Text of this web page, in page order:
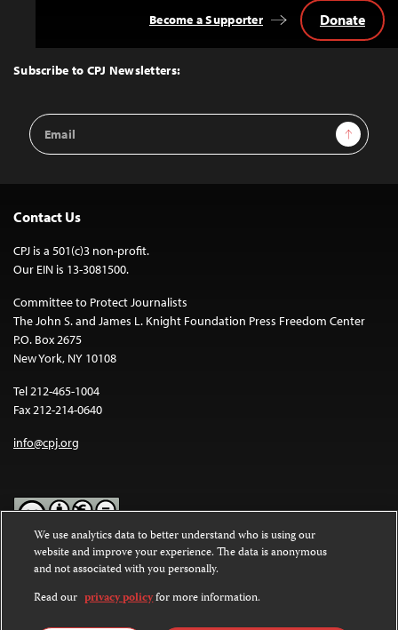
Top
Subscribe to CPJ Newsletters:
Email
Address
Sign Up
Become a Supporter Donate
Contact Us
CPJ is a 501(c)3 non-profit.
Our EIN is 13-3081500.
Committee to Protect Journalists
The John S. and James L. Knight Foundation Press Freedom Center
P.O. Box 2675
New York, NY 10108
Tel 212-465-1004
Fax 212-214-0640
info@cpj.org
Except where noted, text on this website is licensed under a
Commons Attribution-NonCommercial-NoDerivatives 4.0
International License.
We use analytics data to better understand who is using our
website and improve your experience. The data is anonymous
and not associated with you personally.
Read our privacy policyfor more information.